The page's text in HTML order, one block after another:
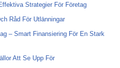
Strategier För Företag
Råd För Utlänningar
– Smart Finansiering För En Stark
Att Se Upp För